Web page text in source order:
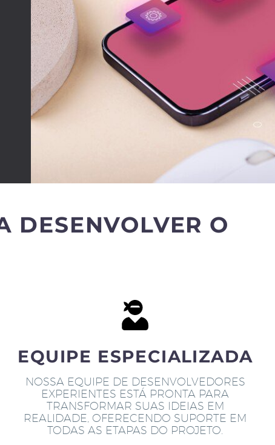
DESENVOLVER O
EQUIPE ESPECIALIZADA
NOSSA EQUIPE DE DESENVOLVEDORES
EXPERIENTES ESTÁ PRONTA PARA
TRANSFORMAR SUAS IDEIAS EM
REALIDADE, OFERECENDO SUPORTE EM
TODAS AS ETAPAS DO PROJETO.